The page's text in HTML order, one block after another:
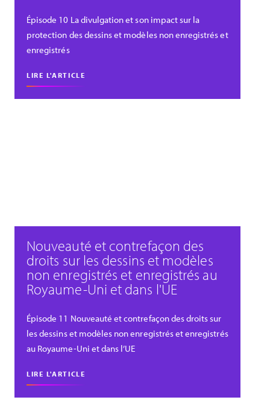
Épisode 10 La divulgation et son impact sur la
protection des dessins et modèles non enregistrés et
enregistrés
LIRE L'ARTICLE
Nouveauté et contrefaçon des
droits sur les dessins et modèles
non enregistrés et enregistrés au
Royaume-Uni et dans l'UE
Épisode 11 Nouveauté et contrefaçon des droits sur
les dessins et modèles non enregistrés et enregistrés
au Royaume-Uni et dans l’UE
LIRE L'ARTICLE